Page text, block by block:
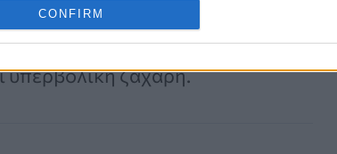
CONFIRM
σε λιπαρά και νάτριο και χαμηλή
μια δυτική διατροφή είναι συνήθως
υπερβολική ζάχαρη.